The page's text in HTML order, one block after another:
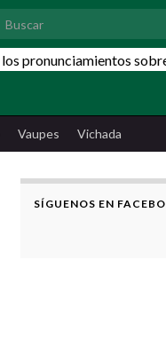
Search for:
Vaupes Vichada
SÍGUENOS EN